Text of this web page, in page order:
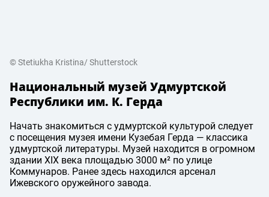
© Stetiukha Kristina/ Shutterstock
Национальный музей Удмуртской
Республики им. К. Герда
Начать знакомиться с удмуртской культурой следует
с посещения музея имени Кузебая Герда — классика
удмуртской литературы. Музей находится в огромном
здании XIX века площадью 3000 м² по улице
Коммунаров. Ранее здесь находился арсенал
Ижевского оружейного завода.